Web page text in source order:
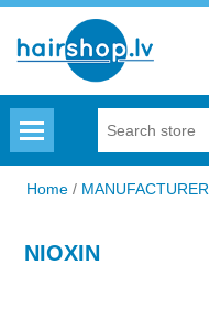
Home / MANUFACTURER
NIOXIN